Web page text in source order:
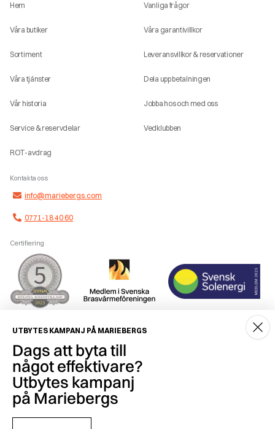
Hem
Våra butiker
Sortiment
Våra tjänster
Vår historia
Service & reservdelar
ROT-avdrag
Vanliga frågor
Våra garantivillkor
Leveransvillkor & reservationer
Dela upp betalningen
Jobba hos och med oss
Vedklubben
Kontakta oss
info@mariebergs.com
0771-18 40 60
Certifiering
Smidig betalning
UTBYTES KAMPANJ PÅ MARIEBERGS
Dags att byta till
något effektivare?
Utbytes kampanj
på Mariebergs